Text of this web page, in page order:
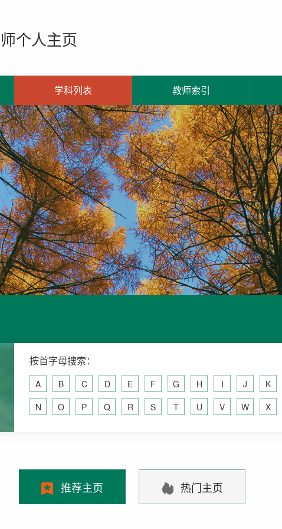
个人主页
学科列表 教师索引
按首字母搜索：
A B C D E F G H I J K
N
O P Q R S T U V W X
推荐主页 热门主页